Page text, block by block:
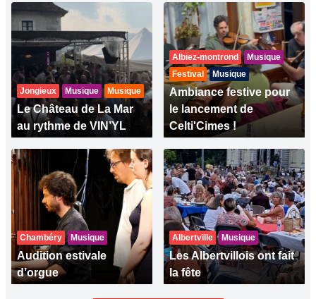
Jongieux Musique Musique
Le Château de La Mar
au rythme de VIN’YL
Albiez-montrond
Musique
Festival
Musique
Ambiance festive pour
le lancement de
Celti'Cimes !
Chambéry Musique
Audition estivale
d’orgue
Albertville Musique
Les Albertvillois ont fait
la fête